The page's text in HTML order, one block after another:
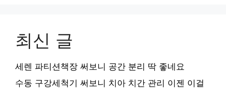
최신 글
세렌 파티션책장 써보니 공간 분리 딱 좋네요
수동 구강세척기 써보니 치아 치간 관리 이젠 이걸